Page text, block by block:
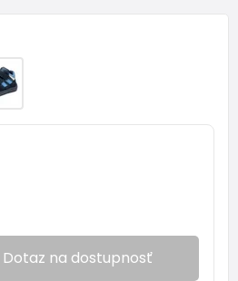
Dotaz na dostupnosť